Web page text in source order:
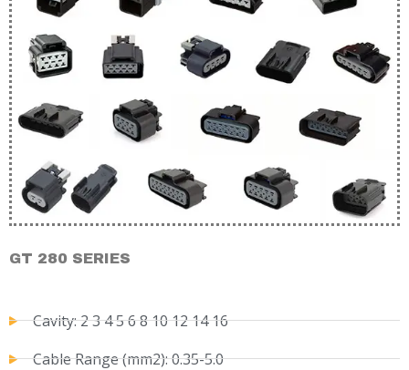
GT 280 SERIES
Cavity: 2 3 4 5 6 8 10 12 14 16
Cable Range (mm2): 0.35-5.0